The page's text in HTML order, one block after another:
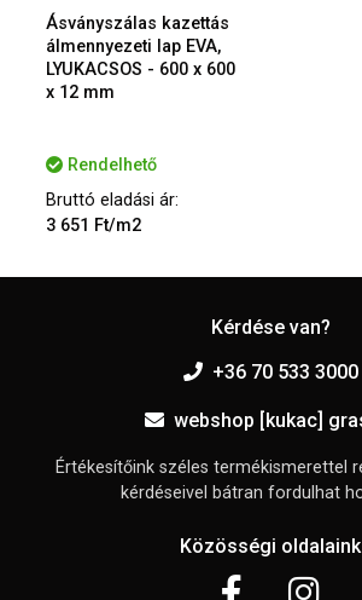
Ásványszálas kazettás
álmennyezeti lap EVA,
LYUKACSOS - 600 x 600
x 12 mm
Rendelhető
Bruttó eladási ár:
3 651 Ft/m2
Kérdése van?
+36 70 533 3000
webshop [kukac]
Értékesítőink széles termékismerettel
kérdéseivel bátran fordulhat
Közösségi oldalaink